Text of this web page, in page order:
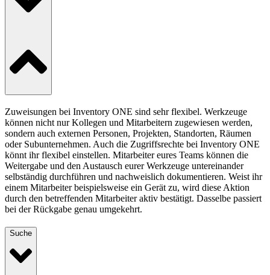
Zuweisungen bei Inventory ONE sind sehr flexibel. Werkzeuge
können nicht nur Kollegen und Mitarbeitern zugewiesen werden,
sondern auch externen Personen, Projekten, Standorten, Räumen
oder Subunternehmen. Auch die Zugriffsrechte bei Inventory ONE
könnt ihr flexibel einstellen. Mitarbeiter eures Teams können die
Weitergabe und den Austausch eurer Werkzeuge untereinander
selbständig durchführen und nachweislich dokumentieren. Weist ihr
einem Mitarbeiter beispielsweise ein Gerät zu, wird diese Aktion
durch den betreffenden Mitarbeiter aktiv bestätigt. Dasselbe passiert
bei der Rückgabe genau umgekehrt.
Suche